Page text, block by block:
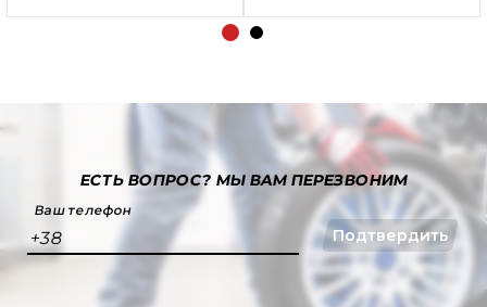
ЕСТЬ ВОПРОС?МЫ ВАМ ПЕРЕЗВОНИМ
Ваш телефон
+38 Подтвердить